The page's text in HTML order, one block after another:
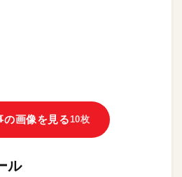
の画像を見る10枚
ル